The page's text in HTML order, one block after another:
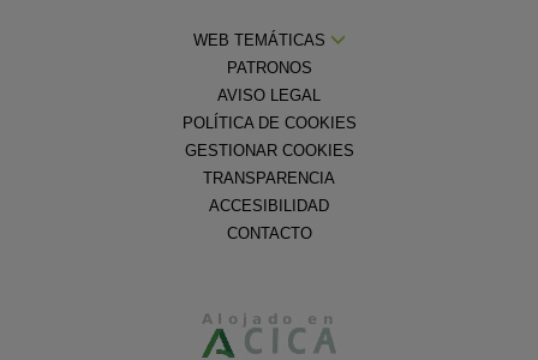
WEB TEMÁTICAS
PATRONOS
AVISO LEGAL
POLÍTICA DE COOKIES
GESTIONAR COOKIES
TRANSPARENCIA
ACCESIBILIDAD
CONTACTO